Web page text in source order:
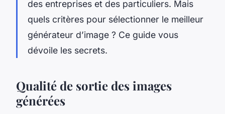
des entreprises et des particuliers. Mais
quels critères pour sélectionner le meilleur
générateur d’image ? Ce guide vous
dévoile les secrets.
Qualité de sortie des images
générées